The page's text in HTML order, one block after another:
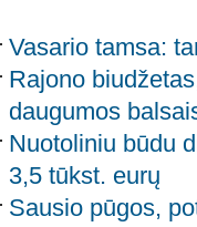
Vasario tamsa:
Rajono
daugumos
Nuotoliniu būdu
3,5 tūkst. eurų
Sausio pūgos,